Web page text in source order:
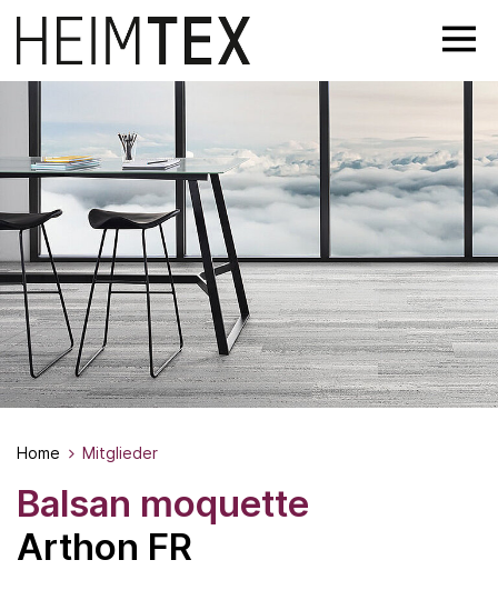
Home Mitglieder
Balsan moquette
Arthon FR